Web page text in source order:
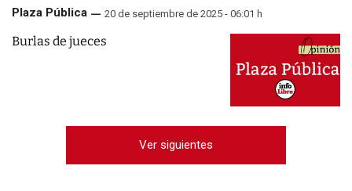
Plaza Pública 20 de septiembre de 2025 - 06:01 h
Burlas de jueces
Ver siguientes